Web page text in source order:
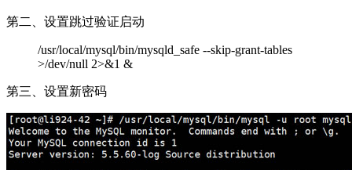
第二、设置跳过验证启动
/usr/local/mysql/bin/mysqld_safe --skip-grant-tables
>/dev/null 2>&1 &
第三、设置新密码